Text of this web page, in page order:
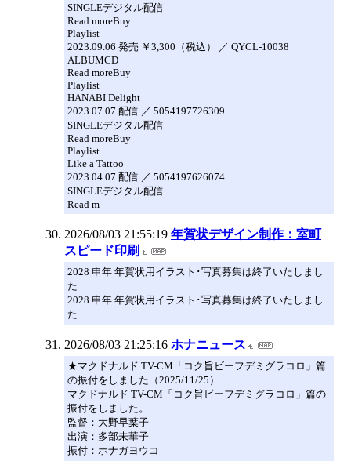
SINGLEデジタル配信
Read moreBuy
Playlist
2023.09.06 発売 ￥3,300（税込） ／ QYCL-10038
ALBUMCD
Read moreBuy
Playlist
HANABI Delight
2023.07.07 配信 ／ 5054197726309
SINGLEデジタル配信
Read moreBuy
Playlist
Like a Tattoo
2023.04.07 配信 ／ 5054197626074
SINGLEデジタル配信
Read m
2026/08/03 21:55:19 年賀状デザイン制作：室町
スピード印刷
2028 申年 年賀状用イラスト･写真募集は終了いたしまし
た
2028 申年 年賀状用イラスト･写真募集は終了いたしまし
た
2026/08/03 21:25:16 ホナニュース
★マクドナルド TV-CM「コク旨ビーフデミグラコロ」篇
の振付をしました（2025/11/25）
マクドナルド TV-CM「コク旨ビーフデミグラコロ」篇の
振付をしました。
監督：大野早葉子
出演：多部未華子
振付：ホナガヨウコ